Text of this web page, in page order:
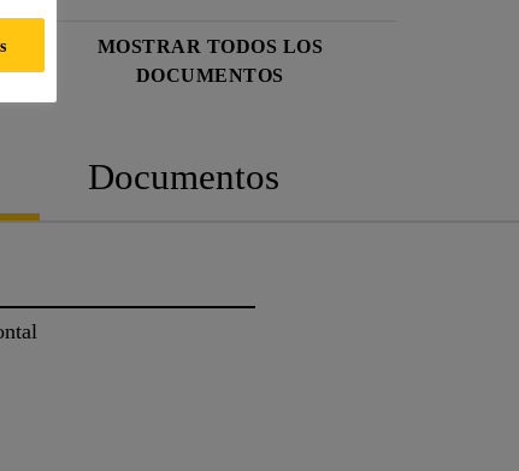
MOSTRAR TODOS LOS
DOCUMENTOS
Documentos